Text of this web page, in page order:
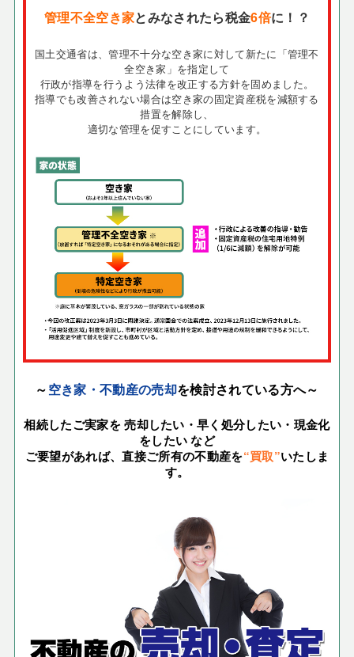
管理不全空き家とみなされたら税金6倍に！？
国土交通省は、管理不十分な空き家に対して新たに「管理不
全空き家」を指定して
行政が指導を行うよう法律を改正する方針を固めました。
指導でも改善されない場合は空き家の固定資産税を減額する
措置を解除し、
適切な管理を促すことにしています。
～空き家・不動産の売却を検討されている方へ～
相続したご実家を 売却したい・早く処分したい・現金化
をしたい など
ご要望があれば、直接ご所有の不動産を“買取”いたしま
す。